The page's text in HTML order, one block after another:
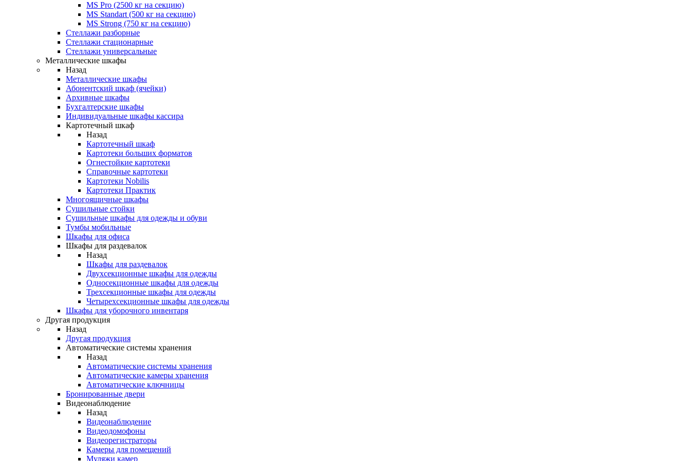
MS Pro (2500 кг на секцию)
MS Standart (500 кг на секцию)
MS Strong (750 кг на секцию)
Стеллажи разборные
Стеллажи стационарные
Стеллажи универсальные
Металлические шкафы
Назад
Металлические шкафы
Абонентский шкаф (ячейки)
Архивные шкафы
Бухгалтерские шкафы
Индивидуальные шкафы кассира
Картотечный шкаф
Назад
Картотечный шкаф
Картотеки больших форматов
Огнестойкие картотеки
Справочные картотеки
Картотеки Nobilis
Картотеки Практик
Многоящичные шкафы
Сушильные стойки
Сушильные шкафы для одежды и обуви
Тумбы мобильные
Шкафы для офиса
Шкафы для раздевалок
Назад
Шкафы для раздевалок
Двухсекционные шкафы для одежды
Односекционные шкафы для одежды
Трехсекционные шкафы для одежды
Четырехсекционные шкафы для одежды
Шкафы для уборочного инвентаря
Другая продукция
Назад
Другая продукция
Автоматические системы хранения
Назад
Автоматические системы хранения
Автоматические камеры хранения
Автоматические ключницы
Бронированные двери
Видеонаблюдение
Назад
Видеонаблюдение
Видеодомофоны
Видеорегистраторы
Камеры для помещений
Муляжи камер